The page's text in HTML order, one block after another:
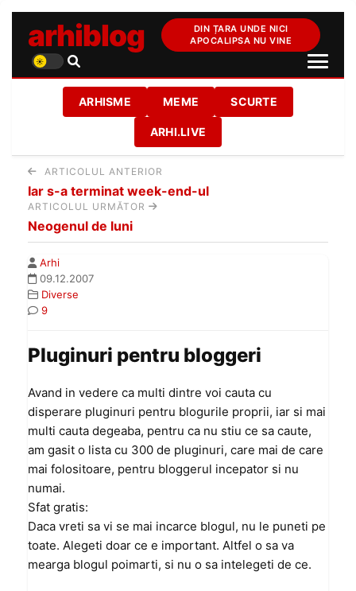
arhiblog
DIN ȚARA UNDE NICI
APOCALIPSA NU VINE
ARHISME MEME SCURTE
ARHI.LIVE
ARTICOLUL ANTERIOR
Iar s-a terminat week-end-ul
ARTICOLUL URMĂTOR
Neogenul de luni
Arhi
09.12.2007
Diverse
9
Pluginuri pentru bloggeri
Avand in vedere ca multi dintre voi cauta cu
disperare pluginuri pentru blogurile proprii, iar si mai
multi cauta degeaba, pentru ca nu stiu ce sa caute,
am gasit o lista cu 300 de pluginuri, care mai de care
mai folositoare, pentru bloggerul incepator si nu
numai.
Sfat gratis:
Daca vreti sa vi se mai incarce blogul, nu le puneti pe
toate. Alegeti doar ce e important. Altfel o sa va
mearga blogul poimarti, si nu o sa intelegeti de ce.